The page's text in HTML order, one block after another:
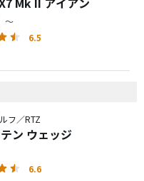
～
6.5
フ／RTZ
ン ウェッジ
6.6